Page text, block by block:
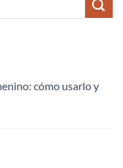
cómo usarlo y